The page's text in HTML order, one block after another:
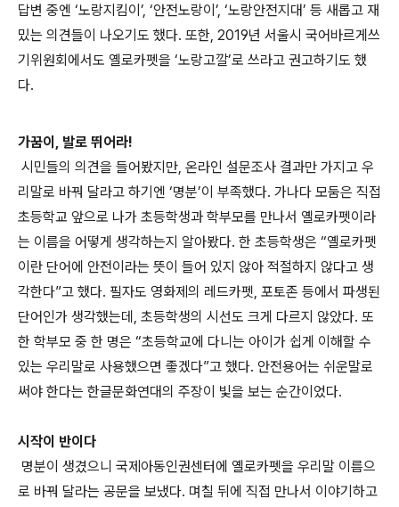
답변 중엔 ‘노랑지킴이’, ‘안전노랑이’, ‘노랑안전지대’ 등 새롭고 재
밌는 의견들이 나오기도 했다. 또한, 2019년 서울시 국어바르게쓰
기위원회에서도 옐로카펫을 ‘노랑고깔’로 쓰라고 권고하기도 했
다.
가꿈이, 발로 뛰어라!
시민들의 의견을 들어봤지만, 온라인 설문조사 결과만 가지고 우
리말로 바꿔 달라고 하기엔 ‘명분’이 부족했다. 가나다 모둠은 직접
초등학교 앞으로 나가 초등학생과 학부모를 만나서 옐로카펫이라
는 이름을 어떻게 생각하는지 알아봤다. 한 초등학생은 “옐로카펫
이란 단어에 안전이라는 뜻이 들어 있지 않아 적절하지 않다고 생
각한다”고 했다. 필자도 영화제의 레드카펫, 포토존 등에서 파생된
단어인가 생각했는데, 초등학생의 시선도 크게 다르지 않았다. 또
한 학부모 중 한 명은 “초등학교에 다니는 아이가 쉽게 이해할 수
있는 우리말로 사용했으면 좋겠다”고 했다. 안전용어는 쉬운말로
써야 한다는 한글문화연대의 주장이 빛을 보는 순간이었다.
시작이 반이다
명분이 생겼으니 국제아동인권센터에 옐로카펫을 우리말 이름으
로 바꿔 달라는 공문을 보냈다. 며칠 뒤에 직접 만나서 이야기하고